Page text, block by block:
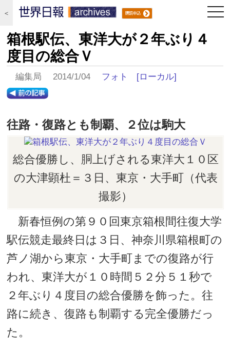
＜
箱根駅伝、東洋大が２年ぶり４
度目の総合Ｖ
編集局 2014/1/04 フォト [ローカル]
往路・復路とも制覇、２位は駒大
総合優勝し、胴上げされる東洋大１０区
の大津顕杜＝３日、東京・大手町（代表
撮影）
新春恒例の第９０回東京箱根間往復大学
駅伝競走最終日は３日、神奈川県箱根町の
芦ノ湖から東京・大手町までの復路が行
われ、東洋大が１０時間５２分５１秒で
２年ぶり４度目の総合優勝を飾った。往
路に続き、復路も制覇する完全優勝だっ
た。